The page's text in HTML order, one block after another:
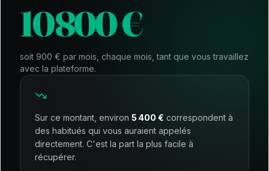
10 800€
soit 900 € par mois, chaque mois, tant que vous travaillez
avec la plateforme.
Sur ce montant, environ 5 400 € correspondent à
des habitués qui vous auraient appelés
directement. C'est la part la plus facile à
récupérer.